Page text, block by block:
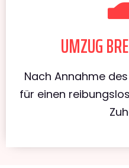
UMZUG
Nach Annahme
für einen